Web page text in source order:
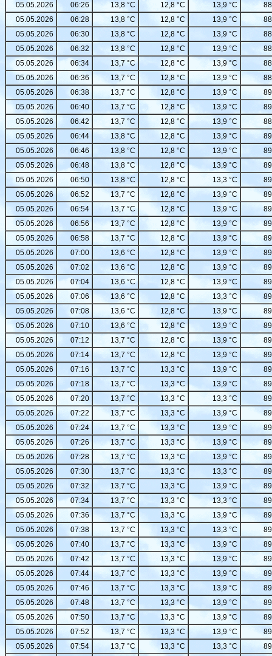
05.05.2026
06:26 13,8 °C 12,8 °C 13,9 °C
05.05.2026
06:28 13,8 °C 12,8 °C 13,9 °C
05.05.2026
06:30 13,8 °C 12,8 °C 13,9 °C
05.05.2026
06:32 13,8 °C 12,8 °C 13,9 °C
05.05.2026
06:34 13,7 °C 12,8 °C 13,9 °C
05.05.2026
06:36 13,7 °C 12,8 °C 13,9 °C
05.05.2026
06:38 13,7 °C 12,8 °C 13,9 °C
05.05.2026
06:40 13,7 °C 12,8 °C 13,9 °C
05.05.2026
06:42 13,7 °C 12,8 °C 13,9 °C
05.05.2026
06:44 13,8 °C 12,8 °C 13,9 °C
05.05.2026
06:46 13,8 °C 12,8 °C 13,9 °C
05.05.2026
06:48 13,8 °C 12,8 °C 13,9 °C
05.05.2026
06:50 13,8 °C 12,8 °C 13,3 °C
05.05.2026
06:52 13,7 °C 12,8 °C 13,9 °C
05.05.2026
06:54 13,7 °C 12,8 °C 13,9 °C
05.05.2026
06:56 13,7 °C 12,8 °C 13,9 °C
05.05.2026
06:58 13,7 °C 12,8 °C 13,9 °C
05.05.2026
07:00 13,6 °C 12,8 °C 13,9 °C
05.05.2026
07:02 13,6 °C 12,8 °C 13,9 °C
05.05.2026
07:04 13,6 °C 12,8 °C 13,9 °C
05.05.2026
07:06 13,6 °C 12,8 °C 13,3 °C
05.05.2026
07:08 13,6 °C 12,8 °C 13,9 °C
05.05.2026
07:10 13,6 °C 12,8 °C 13,9 °C
05.05.2026
07:12 13,7 °C 12,8 °C 13,9 °C
05.05.2026
07:14 13,7 °C 12,8 °C 13,9 °C
05.05.2026
07:16 13,7 °C 13,3 °C 13,9 °C
05.05.2026
07:18 13,7 °C 13,3 °C 13,9 °C
05.05.2026
07:20 13,7 °C 13,3 °C 13,3 °C
05.05.2026
07:22 13,7 °C 13,3 °C 13,9 °C
05.05.2026
07:24 13,7 °C 13,3 °C 13,9 °C
05.05.2026
07:26 13,7 °C 13,3 °C 13,9 °C
05.05.2026
07:28 13,7 °C 13,3 °C 13,9 °C
05.05.2026
07:30 13,7 °C 13,3 °C 13,3 °C
05.05.2026
07:32 13,7 °C 13,3 °C 13,9 °C
05.05.2026
07:34 13,7 °C 13,3 °C 13,3 °C
05.05.2026
07:36 13,7 °C 13,3 °C 13,9 °C
05.05.2026
07:38 13,7 °C 13,3 °C 13,3 °C
05.05.2026
07:40 13,7 °C 13,3 °C 13,9 °C
05.05.2026
07:42 13,7 °C 13,3 °C 13,9 °C
05.05.2026
07:44 13,7 °C 13,3 °C 13,9 °C
05.05.2026
07:46 13,7 °C 13,3 °C 13,9 °C
05.05.2026
07:48 13,7 °C 13,3 °C 13,9 °C
05.05.2026
07:50 13,7 °C 13,3 °C 13,9 °C
05.05.2026
07:52 13,7 °C 13,3 °C 13,9 °C
05.05.2026
07:54 13,7 °C 13,3 °C 13,3 °C